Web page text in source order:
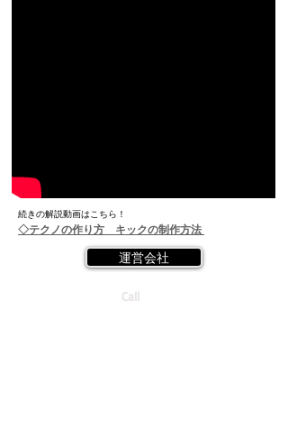
続きの解説動画はこちら！
◇テクノの作り方 キックの制作方法
運営会社
Call